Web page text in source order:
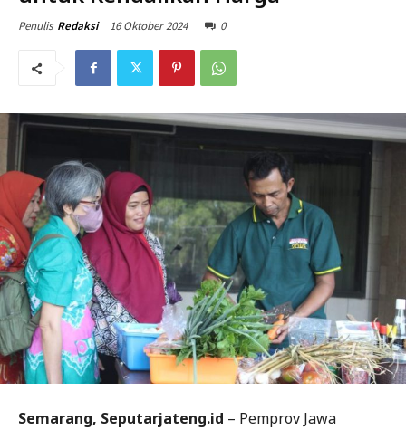
Penulis Redaksi 16 Oktober 2024 0
Semarang, Seputarjateng.id – Pemprov Jawa